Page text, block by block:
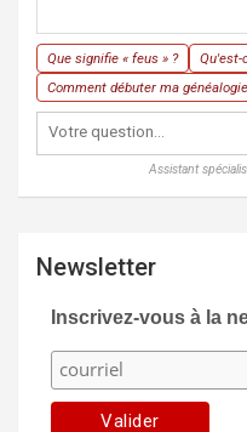
Que signifie « feus » ?
Qu'est-
Comment débuter ma
Assistant
Newsletter
Inscrivez-vous à la